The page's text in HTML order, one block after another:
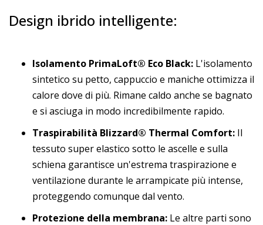
Design ibrido intelligente:
Isolamento PrimaLoft® Eco Black: L'isolamento
sintetico su petto, cappuccio e maniche ottimizza il
calore dove di più. Rimane caldo anche se bagnato
e si asciuga in modo incredibilmente rapido.
Traspirabilità Blizzard® Thermal Comfort: Il
tessuto super elastico sotto le ascelle e sulla
schiena garantisce un'estrema traspirazione e
ventilazione durante le arrampicate più intense,
proteggendo comunque dal vento.
Protezione della membrana: Le altre parti sono